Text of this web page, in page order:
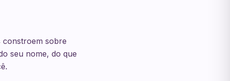
sobre
seu nome, do que